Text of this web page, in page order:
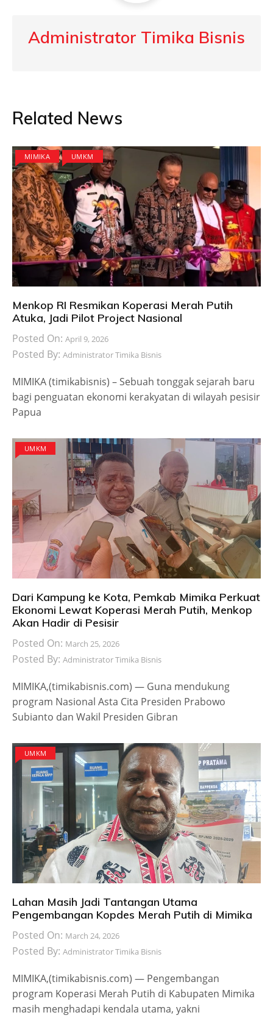
Administrator Timika Bisnis
Related News
MIMIKA UMKM
Menkop RI Resmikan Koperasi Merah Putih
Atuka, Jadi Pilot Project Nasional
Posted On: April 9, 2026
Posted By: Administrator Timika Bisnis
MIMIKA (timikabisnis) – Sebuah tonggak sejarah baru
bagi penguatan ekonomi kerakyatan di wilayah pesisir
Papua
UMKM
Dari Kampung ke Kota, Pemkab Mimika Perkuat
Ekonomi Lewat Koperasi Merah Putih, Menkop
Akan Hadir di Pesisir
Posted On: March 25, 2026
Posted By: Administrator Timika Bisnis
MIMIKA,(timikabisnis.com) — Guna mendukung
program Nasional Asta Cita Presiden Prabowo
Subianto dan Wakil Presiden Gibran
UMKM
Lahan Masih Jadi Tantangan Utama
Pengembangan Kopdes Merah Putih di Mimika
Posted On: March 24, 2026
Posted By: Administrator Timika Bisnis
MIMIKA,(timikabisnis.com) — Pengembangan
program Koperasi Merah Putih di Kabupaten Mimika
masih menghadapi kendala utama, yakni